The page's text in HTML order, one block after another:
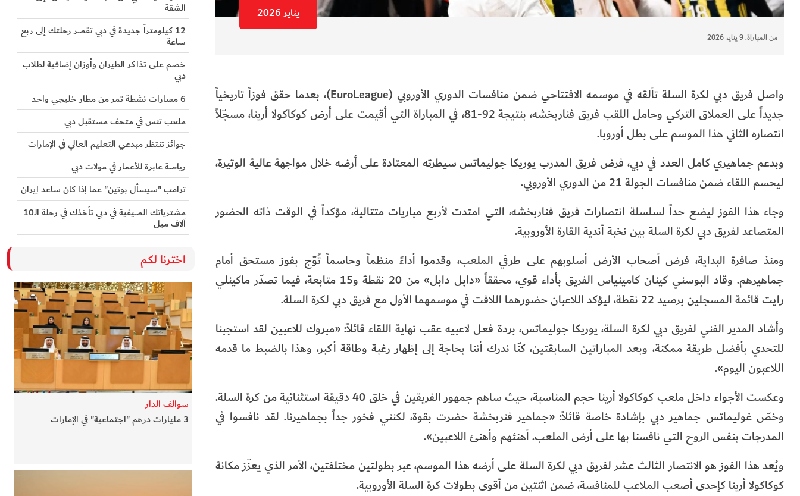
يناير 2026
من المباراة. 9 يناير 2026
واصل فريق دبي لكرة السلة تألقه في موسمه الافتتاحي ضمن منافسات الدوري الأوروبي (EuroLeague)، بعدما حقق فوزاً تاريخياً
جديداً على العملاق التركي وحامل اللقب فريق فناربخشه، بنتيجة 92-81، في المباراة التي أقيمت على أرض كوكاكولا أرينا، مسجّلاً
انتصاره الثاني هذا الموسم على بطل أوروبا.
وبدعم جماهيري كامل العدد في دبي، فرض فريق المدرب يوريكا جوليماتس سيطرته المعتادة على أرضه خلال مواجهة عالية الوتيرة،
ليحسم اللقاء ضمن منافسات الجولة 21 من الدوري الأوروبي.
وجاء هذا الفوز ليضع حداً لسلسلة انتصارات فريق فناربخشه، التي امتدت لأربع مباريات متتالية، مؤكداً في الوقت ذاته الحضور
المتصاعد لفريق دبي لكرة السلة بين نخبة أندية القارة الأوروبية.
ومنذ صافرة البداية، فرض أصحاب الأرض أسلوبهم على طرفي الملعب، وقدموا أداءً منظماً وحاسماً تُوّج بفوز مستحق أمام
جماهيرهم. وقاد البوسني كينان كامينياس الفريق بأداء قوي، محققاً «دابل دابل» من 20 نقطة و15 متابعة، فيما تصدّر ماكينلي
رايت قائمة المسجلين برصيد 22 نقطة، ليؤكد اللاعبان حضورهما اللافت في موسمهما الأول مع فريق دبي لكرة السلة.
وأشاد المدير الفني لفريق دبي لكرة السلة، يوريكا جوليماتس، بردة فعل لاعبيه عقب نهاية اللقاء قائلاً: «مبروك للاعبين لقد استجبنا
للتحدي بأفضل طريقة ممكنة، وبعد المباراتين السابقتين، كنّا ندرك أننا بحاجة إلى إظهار رغبة وطاقة أكبر، وهذا بالضبط ما قدمه
اللاعبون اليوم».
وعكست الأجواء داخل ملعب كوكاكولا أرينا حجم المناسبة، حيث ساهم جمهور الفريقين في خلق 40 دقيقة استثنائية من كرة السلة.
وخصّ غوليماتس جماهير دبي بإشادة خاصة قائلاً: «جماهير فنربخشة حضرت بقوة، لكنني فخور جداً بجماهيرنا. لقد نافسوا في
المدرجات بنفس الروح التي نافسنا بها على أرض الملعب. أهنئهم وأهنئ اللاعبين».
ويُعد هذا الفوز هو الانتصار الثالث عشر لفريق دبي لكرة السلة على أرضه هذا الموسم، عبر بطولتين مختلفتين، الأمر الذي يعزّز مكانة
كوكاكولا أرينا كإحدى أصعب الملاعب للمنافسة، ضمن اثنتين من أقوى بطولات كرة السلة الأوروبية.
الشقة
12 كيلومتراً جديدة في دبي تقصر رحلتك إلى ربع
ساعة
خصم على تذاكر الطيران وأوزان إضافية لطلاب
دبي
6 مسارات نشطة تمر من مطار خليجي واحد
ملعب تنس في متحف مستقبل دبي
جوائز تنتظر مبدعي التعليم العالي في الإمارات
رياصة عابرة للأعمار في مولات دبي
ترامب "سيسأل بوتين" عما إذا كان ساعد إيران
مشترياتك الصيفية في دبي تأخذك في رحلة الـ10
آلاف ميل
اخترنا لكم
سوالف الدار
3 مليارات درهم "اجتماعية" في الإمارات